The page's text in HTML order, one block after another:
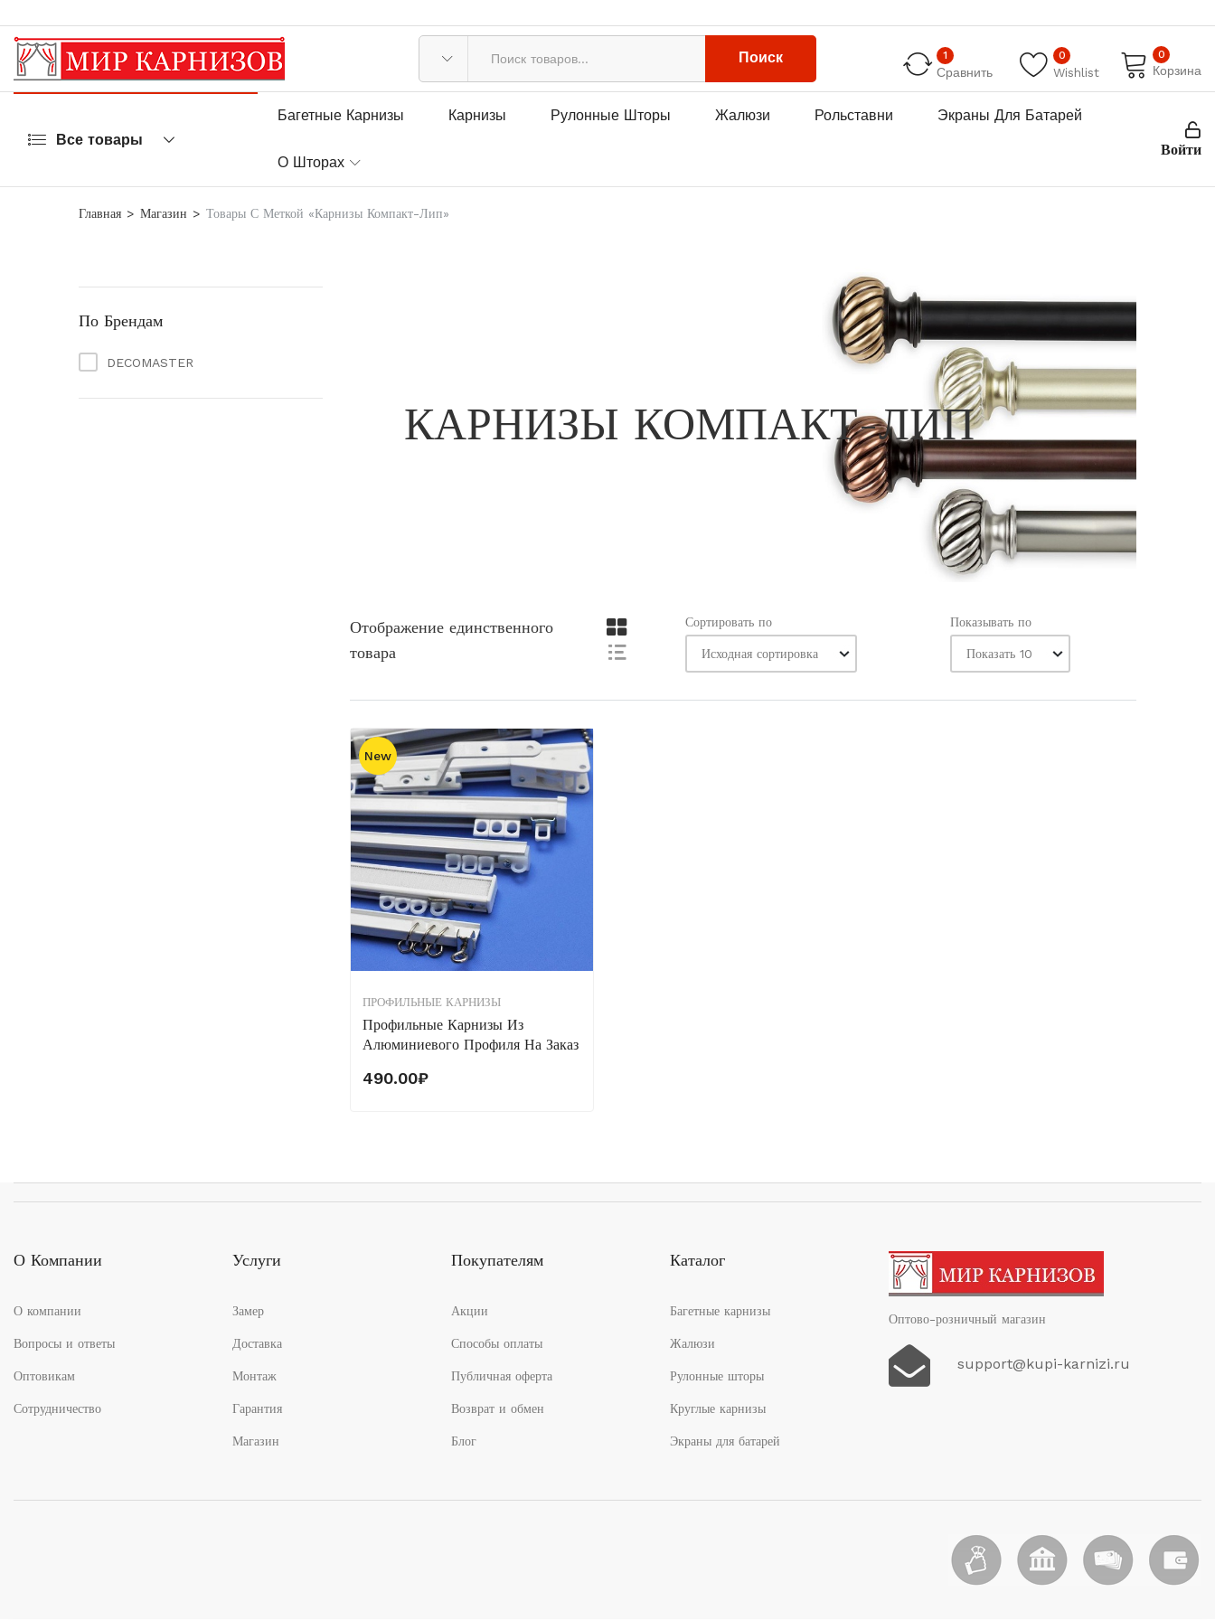
Поиск 1
Сравнить
0
Wishlist
0
Корзина
Все товары
Багетные Карнизы Карнизы Рулонные Шторы Жалюзи Рольставни Экраны Для Батарей
О Шторах
Войти
Главная Магазин Товары С Меткой «Карнизы Компакт-Лип»
КАРНИЗЫ КОМПАКТ-ЛИП
Отображение единственного
товара
Сортировать по Показывать по
New
ПРОФИЛЬНЫЕ КАРНИЗЫ
Профильные Карнизы Из
Алюминиевого Профиля На Заказ
490.00₽
По Брендам
DECOMASTER
О Компании
О компании
Вопросы и ответы
Оптовикам
Сотрудничество
Услуги
Замер
Доставка
Монтаж
Гарантия
Магазин
Покупателям
Акции
Способы оплаты
Публичная оферта
Возврат и обмен
Блог
Каталог
Багетные карнизы
Жалюзи
Рулонные шторы
Круглые карнизы
Экраны для батарей
Оптово-розничный магазин
support@kupi-karnizi.ru